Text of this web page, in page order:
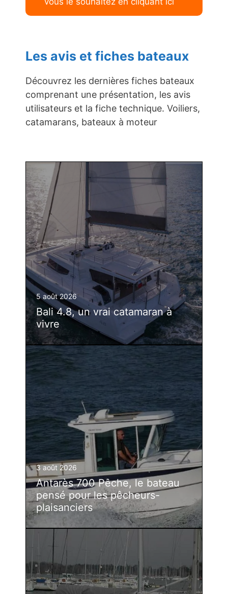
Les avis et fiches bateaux
Découvrez les dernières fiches bateaux
comprenant une présentation, les avis
utilisateurs et la fiche technique. Voiliers,
catamarans, bateaux à moteur
5 août 2026
Bali 4.8, un vrai catamaran à
vivre
3 août 2026
Antarès 700 Pêche, le bateau
pensé pour les pêcheurs-
plaisanciers